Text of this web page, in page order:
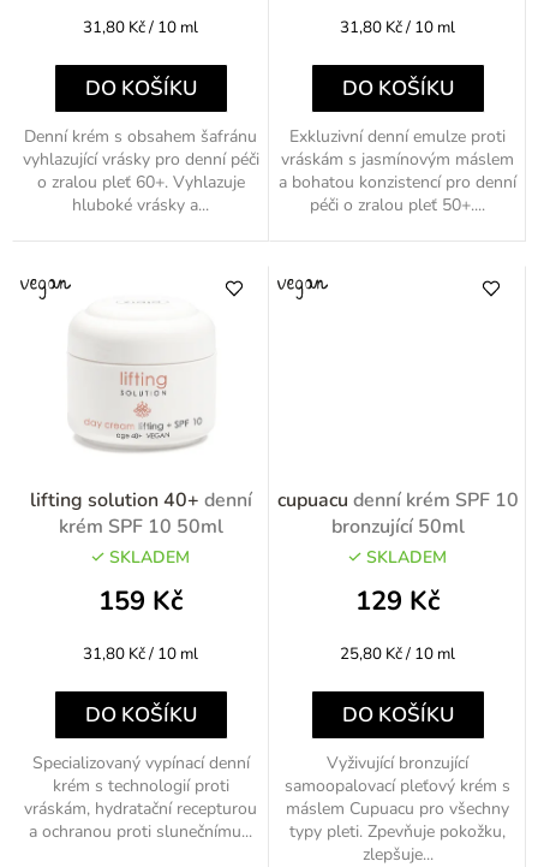
Měrná
31,80 Kč / 10 ml
DO KOŠÍKU
Denní krém s obsahem šafránu
vyhlazující vrásky pro denní péči
o zralou pleť 60+. Vyhlazuje
hluboké vrásky a...
Měrná
31,80 Kč / 10 ml
DO KOŠÍKU
Exkluzivní denní emulze proti
vráskám s jasmínovým máslem
a bohatou konzistencí pro denní
péči o zralou pleť 50+....
lifting solution 40+ denní
krém SPF 10 50ml
SKLADEM
159 Kč
Měrná
31,80 Kč / 10 ml
DO KOŠÍKU
Specializovaný vypínací denní
krém s technologií proti
vráskám, hydratační recepturou
a ochranou proti slunečnímu...
cupuacu denní krém SPF 10
bronzující 50ml
SKLADEM
129 Kč
Měrná
25,80 Kč / 10 ml
DO KOŠÍKU
Vyživující bronzující
samoopalovací pleťový krém s
máslem Cupuacu pro všechny
typy pleti. Zpevňuje pokožku,
zlepšuje...